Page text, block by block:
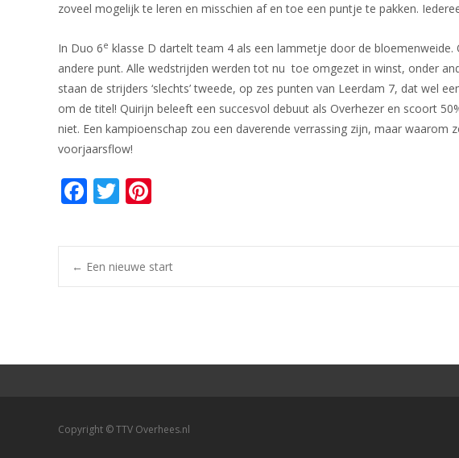
zoveel mogelijk te leren en misschien af en toe een puntje te pakken.
In Duo 6e klasse D dartelt team 4 als een lammetje door de bloemenweide.
andere punt. Alle wedstrijden werden tot nu toe omgezet in winst, onder
staan de strijders ‘slechts’ tweede, op zes punten van Leerdam 7, dat wel
om de titel! Quirijn beleeft een succesvol debuut als Overhezer en scoort
niet. Een kampioenschap zou een daverende verrassing zijn, maar waarom
voorjaarsflow!
F
e
b
o
T
itt
er
er
e
st
Bericht
← Een nieuwe start
Copyright © TTV Overhees.nl